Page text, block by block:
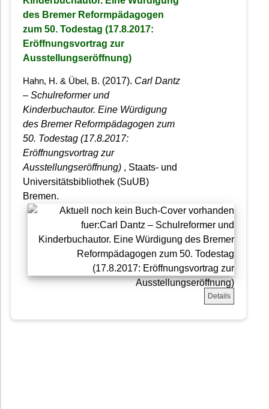
des Bremer Reformpädagogen
zum 50. Todestag (17.8.2017:
Eröffnungsvortrag zur
Ausstellungseröffnung)
Hahn, H. & Übel, B. (2017). Carl Dantz
– Schulreformer und
Kinderbuchautor. Eine Würdigung
des Bremer Reformpädagogen zum
50. Todestag (17.8.2017:
Eröffnungsvortrag zur
Ausstellungseröffnung) , Staats- und
Universitätsbibliothek (SuUB)
Bremen.
Details